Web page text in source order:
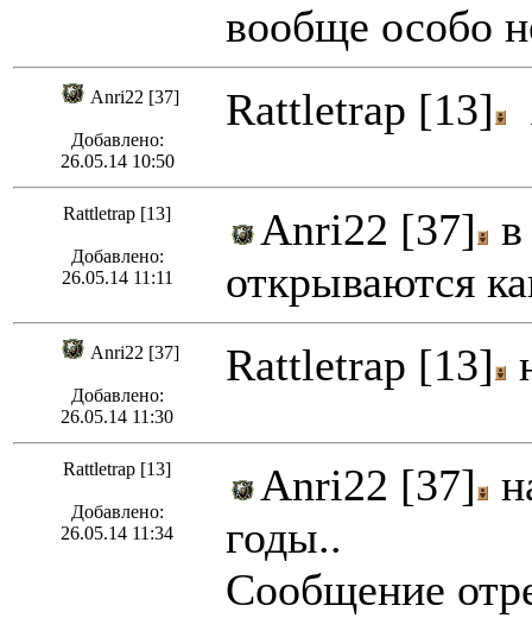
вообще особо
Anri22 [37]
Добавлено:
26.05.14 10:50
Rattletrap [13]
Rattletrap [13]
Добавлено:
26.05.14 11:11
Anri22 [37]
открываются
Anri22 [37]
Добавлено:
26.05.14 11:30
Rattletrap [13]
Rattletrap [13]
Добавлено:
26.05.14 11:34
Anri22 [37]
годы..
Сообщение